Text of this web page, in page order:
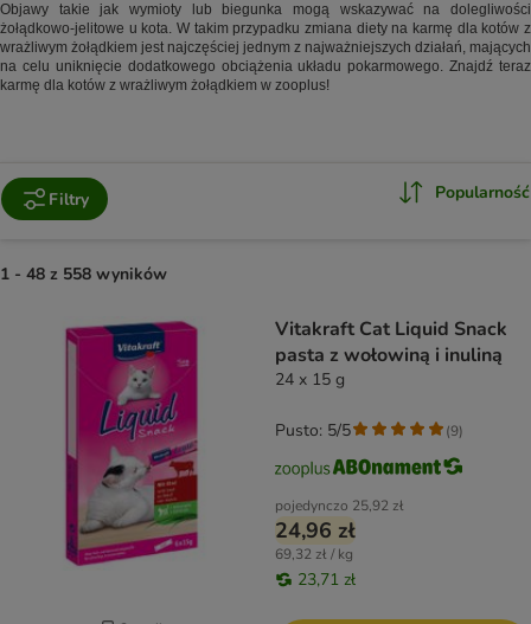
Objawy takie jak wymioty lub biegunka mogą wskazywać na dolegliwości
żołądkowo-jelitowe u kota. W takim przypadku zmiana diety na karmę dla kotów z
wrażliwym żołądkiem jest najczęściej jednym z najważniejszych działań, mających
na celu uniknięcie dodatkowego obciążenia układu pokarmowego. Znajdź teraz
karmę dla kotów z wrażliwym żołądkiem w zooplus!
Filtry Popularność
1 - 48 z 558 wyników
Vitakraft Cat Liquid Snack
pasta z wołowiną i inuliną
24 x 15 g
pojedynczo 25,92 zł
24,96 zł
69,32 zł / kg
23,71 zł
Pusto: 5/5 (9)